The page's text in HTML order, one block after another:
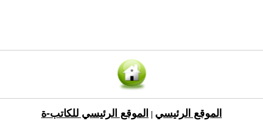
الموقع الرئيسي الموقع الرئيسي للكاتب-ة